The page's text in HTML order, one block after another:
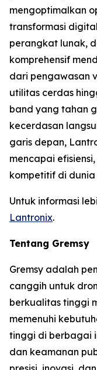
mengoptimalkan
transformasi
perangkat lunak,
komprehensif
dari pengawasan
utilitas cerdas
band yang tahan
kecerdasan
garis depan,
mencapai
kompetitif di
Untuk informasi
Lantronix.
Tentang Gremsy
Gremsy adalah
canggih untuk
berkualitas tinggi
memenuhi
tinggi di berbagai
dan keamanan